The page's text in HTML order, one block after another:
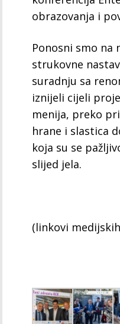
obrazovanja i
Ponosni smo na
strukovne
suradnju sa
iznijeli cijeli
menija, preko
hrane i slastica
koja su se
slijed jela.
(linkovi